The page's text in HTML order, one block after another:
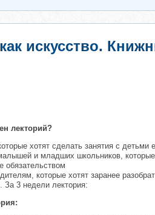
искусство.
лекторий?
хотят сделать занятия с
и младших школьников, которые
обязательством
которые хотят заранее
За 3 недели лектория: